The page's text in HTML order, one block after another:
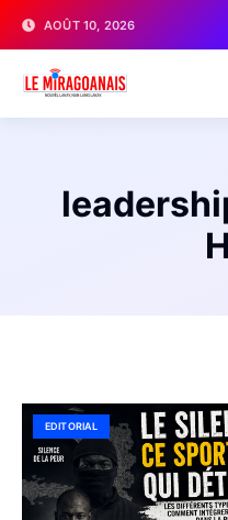
AOÛT 10, 2026
EDITORIAL